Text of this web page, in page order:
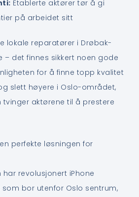
Etablerte aktører tør å gi
på arbeidet sitt
lokale reparatører i Drøbak-
– det finnes sikkert noen gode
for å finne topp kvalitet
slett høyere i Oslo-området,
tvinger aktørene til å prestere
perfekte løsningen for
har revolusjonert iPhone
bor utenfor Oslo sentrum,